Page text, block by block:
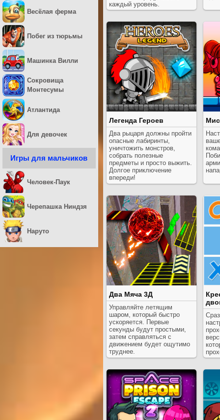
каждый уровень.
Легенда Героев
Два рыцаря должны пройти
опасные лабиринты,
уничтожить монстров,
собрать полезные
предметы и просто выжить.
Долгое приключение
впереди!
Два Мяча 3Д
Управляйте летящим
шаром, который быстро
ускоряется. Первые
секунды будут простыми,
затем справляться с
движением будет ощутимо
труднее.
Весёлая ферма
Побег из тюрьмы
Машинка Вилли
Сокровища
Монтесумы
Атлантида
Для девочек
Игры для мальчиков
Человек-Паук
Черепашка Ниндзя
Наруто